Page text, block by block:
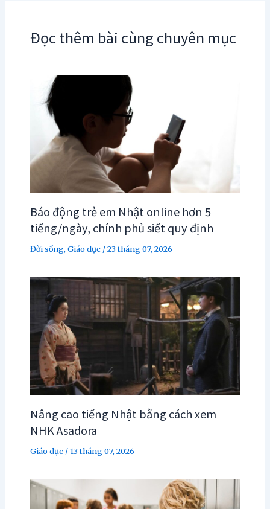
Đọc thêm bài cùng chuyên mục
Báo động trẻ em Nhật online hơn 5
tiếng/ngày, chính phủ siết quy định
Đời sống, Giáo dục/23 tháng 07, 2026
Nâng cao tiếng Nhật bằng cách xem
NHK Asadora
Giáo dục/13 tháng 07, 2026